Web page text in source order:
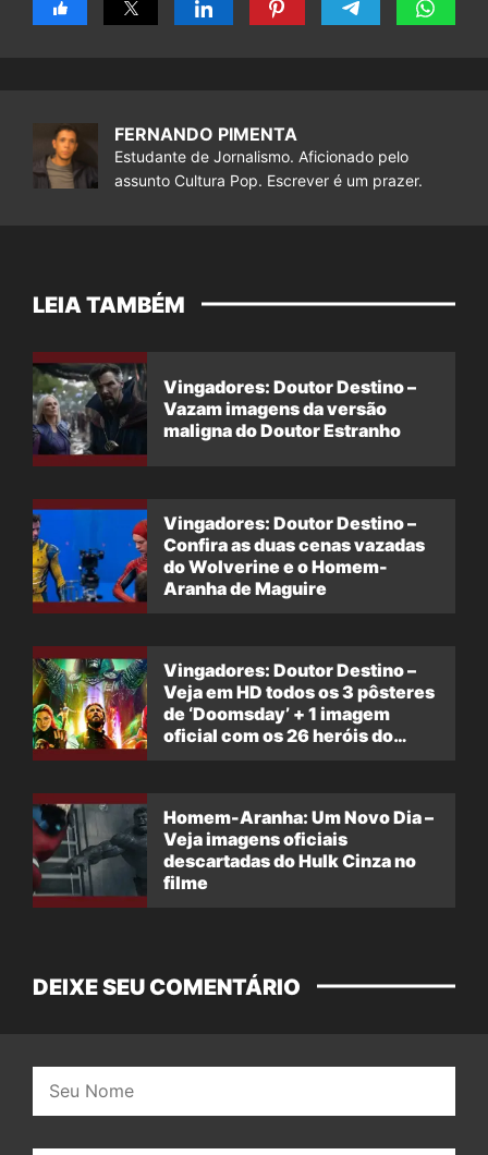
FERNANDO PIMENTA
Estudante de Jornalismo. Aficionado pelo
assunto Cultura Pop. Escrever é um prazer.
LEIA TAMBÉM
Vingadores: Doutor Destino –
Vazam imagens da versão
maligna do Doutor Estranho
Vingadores: Doutor Destino –
Confira as duas cenas vazadas
do Wolverine e o Homem-
Aranha de Maguire
Vingadores: Doutor Destino –
Veja em HD todos os 3 pôsteres
de ‘Doomsday’ + 1 imagem
oficial com os 26 heróis do
Homem-Aranha: Um Novo Dia –
Veja imagens oficiais
descartadas do Hulk Cinza no
filme
DEIXE SEU COMENTÁRIO